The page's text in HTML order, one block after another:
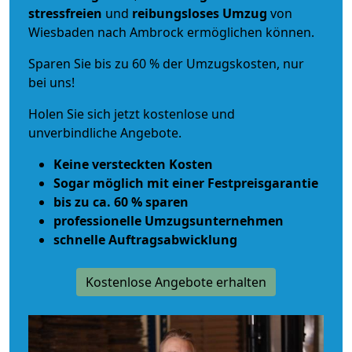
stressfreien und reibungsloses Umzug von
Wiesbaden nach Ambrock ermöglichen können.
Sparen Sie bis zu 60 % der Umzugskosten, nur
bei uns!
Holen Sie sich jetzt kostenlose und
unverbindliche Angebote.
Keine versteckten Kosten
Sogar möglich mit einer Festpreisgarantie
bis zu ca. 60 % sparen
professionelle Umzugsunternehmen
schnelle Auftragsabwicklung
Kostenlose Angebote erhalten